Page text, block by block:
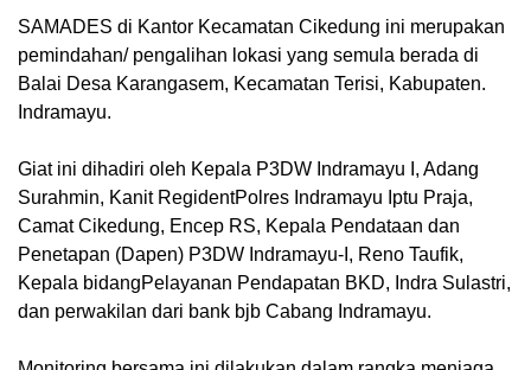
SAMADES di Kantor Kecamatan Cikedung ini merupakan
pemindahan/ pengalihan lokasi yang semula berada di
Balai Desa Karangasem, Kecamatan Terisi, Kabupaten.
Indramayu.
Giat ini dihadiri oleh Kepala P3DW Indramayu I , Adang
Surahmin, Kanit RegidentPolres Indramayu Iptu Praja,
CamatCikedung, Encep RS, Kepala Pendataan dan
Penetapan (Dapen) P3DW Indramayu-I , Reno Taufik,
Kepala bidangPelayanan Pendapatan BKD, Indra Sulastri,
dan perwakilan dari bank bjb Cabang Indramayu.